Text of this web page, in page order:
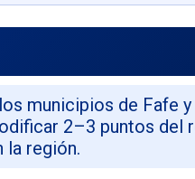
municipios de Fafe
2–3 puntos del
la región.